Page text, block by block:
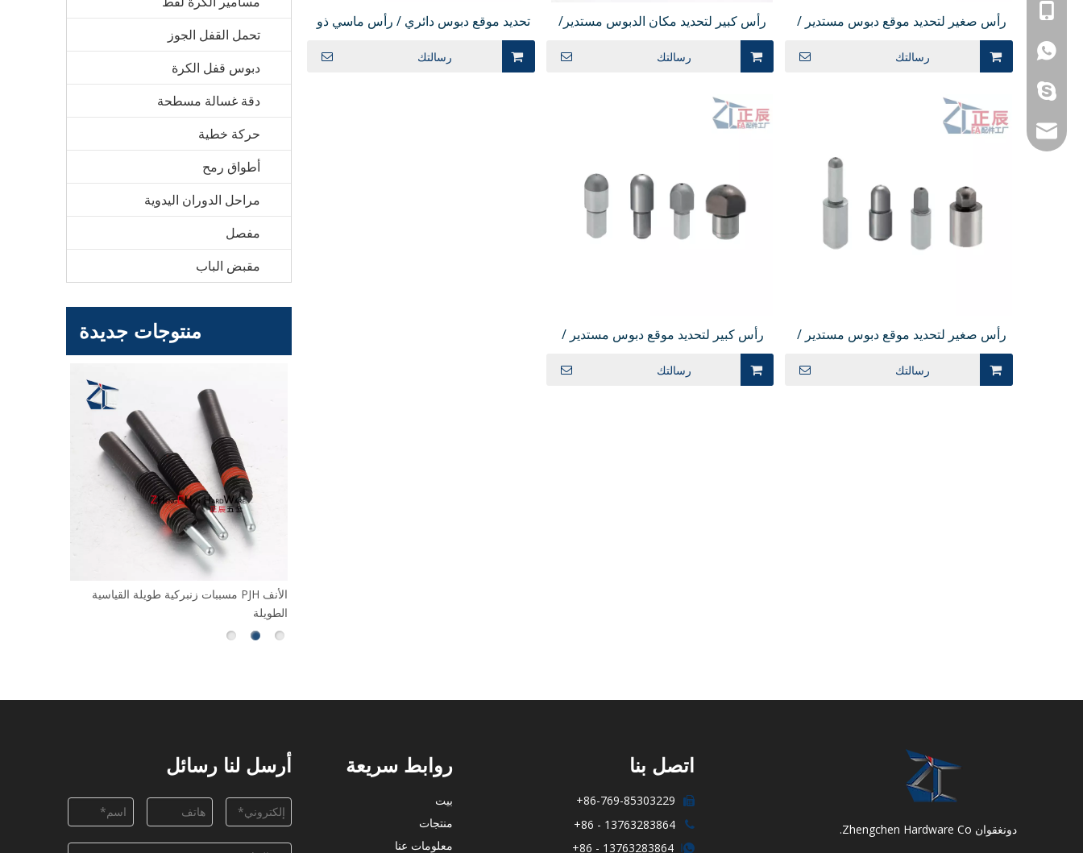
تحمل القفل الجوز
دبوس قفل الكرة
دقة غسالة مسطحة
حركة خطية
أطواق رمح
مراحل الدوران اليدوية
مفصل
مقبض الباب
منتوجات جديدة
مسببات زنبركية طويلة القياسية PJH الأنف
الطويلة
GN817 مكبس الفهرسة المصغر نوع الإرجاع
رأس صغير لتحديد موقع دبوس مستدير /
رسالتك
رأس كبير لتحديد مكان الدبوس مستدير/
رأس ماسي ذو طرف كروي مستغل
JPQTBB
رسالتك
تحديد موقع دبوس دائري / رأس ماسي ذو
رأس كروي مترابطة شانك JPQNBB
رسالتك
رأس صغير لتحديد موقع دبوس مستدير /
رسالتك
رأس كبير لتحديد موقع دبوس مستدير /
رأس ماسي رأس كروي JPQB
رسالتك
دونغقوان Zhengchen Hardware Co.
+86 -
+86 -
غالينا 910902
اتصل بنا



روابط سريعة
بيت
منتجات
معلومات عنا
أرسل لنا رسائل